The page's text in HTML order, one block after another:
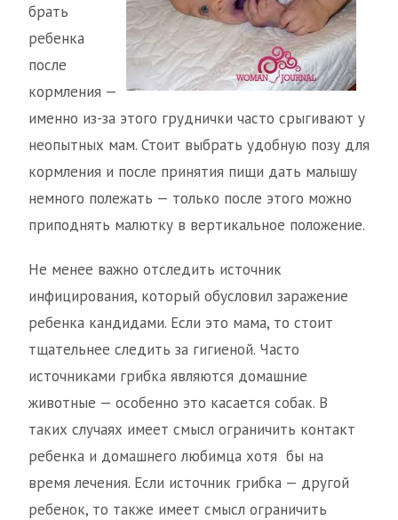
брать
ребенка
после
кормления —
именно из-за этого груднички часто срыгивают у
неопытных мам. Стоит выбрать удобную позу для
кормления и после принятия пищи дать малышу
немного полежать — только после этого можно
приподнять малютку в вертикальное положение.
Не менее важно отследить источник
инфицирования, который обусловил заражение
ребенка кандидами. Если это мама, то стоит
тщательнее следить за гигиеной. Часто
источниками грибка являются домашние
животные — особенно это касается собак. В
таких случаях имеет смысл ограничить контакт
ребенка и домашнего любимца хотя бы на
время лечения. Если источник грибка — другой
ребенок, то также имеет смысл ограничить